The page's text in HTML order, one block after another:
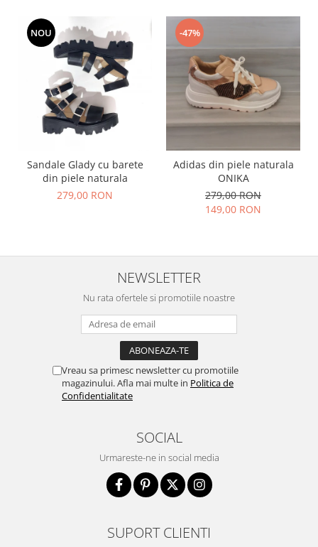
NOU
Sandale Glady cu barete
din piele naturala
279,00 RON
-47%
Adidas din piele naturala
ONIKA
279,00 RON
149,00 RON
NEWSLETTER
Nu rata ofertele si promotiile noastre
Vreau sa primesc newsletter cu promotiile
magazinului. Afla mai multe in Politica de
Confidentialitate
SOCIAL
Urmareste-ne in social media
SUPORT CLIENTI